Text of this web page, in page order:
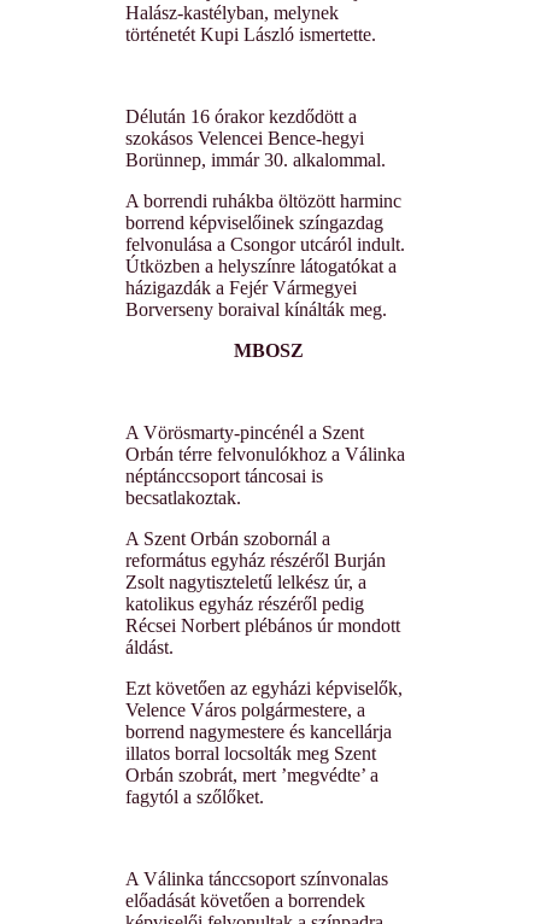
Halász-kastélyban, melynek
történetét Kupi László ismertette.
Délután 16 órakor kezdődött a
szokásos Velencei Bence-hegyi
Borünnep, immár 30. alkalommal.
A borrendi ruhákba öltözött harminc
borrend képviselőinek színgazdag
felvonulása a Csongor utcáról indult.
Útközben a helyszínre látogatókat a
házigazdák a Fejér Vármegyei
Borverseny boraival kínálták meg.
MBOSZ
A Vörösmarty-pincénél a Szent
Orbán térre felvonulókhoz a Válinka
néptánccsoport táncosai is
becsatlakoztak.
A Szent Orbán szobornál a
református egyház részéről Burján
Zsolt nagytiszteletű lelkész úr, a
katolikus egyház részéről pedig
Récsei Norbert plébános úr mondott
áldást.
Ezt követően az egyházi képviselők,
Velence Város polgármestere, a
borrend nagymestere és kancellárja
illatos borral locsolták meg Szent
Orbán szobrát, mert ’megvédte’ a
fagytól a szőlőket.
A Válinka tánccsoport színvonalas
előadását követően a borrendek